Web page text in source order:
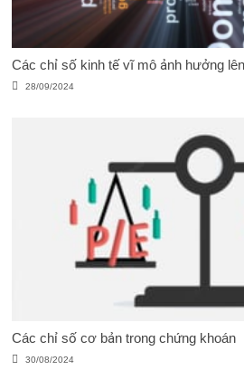
Các chỉ số kinh tế vĩ mô ảnh hưởng
28/09/2024
Các chỉ số cơ bản trong chứng khoán
30/08/2024